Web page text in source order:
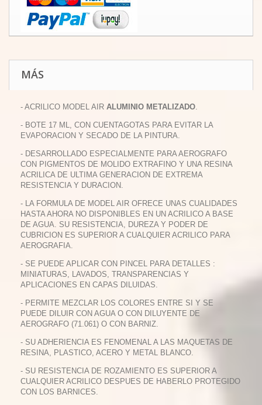
MÁS
- ACRILICO MODEL AIR ALUMINIO METALIZADO.
- BOTE 17 ML, CON CUENTAGOTAS PARA EVITAR LA
EVAPORACION Y SECADO DE LA PINTURA.
- DESARROLLADO ESPECIALMENTE PARA AEROGRAFO
CON PIGMENTOS DE MOLIDO EXTRAFINO Y UNA RESINA
ACRILICA DE ULTIMA GENERACION DE EXTREMA
RESISTENCIA Y DURACION.
- LA FORMULA DE MODEL AIR OFRECE UNAS CUALIDADES
HASTA AHORA NO DISPONIBLES EN UN ACRILICO A BASE
DE AGUA. SU RESISTENCIA, DUREZA Y PODER DE
CUBRICION ES SUPERIOR A CUALQUIER ACRILICO PARA
AEROGRAFIA.
- SE PUEDE APLICAR CON PINCEL PARA DETALLES :
MINIATURAS, LAVADOS, TRANSPARENCIAS Y
APLICACIONES EN CAPAS DILUIDAS.
- PERMITE MEZCLAR LOS COLORES ENTRE SI Y SE
PUEDE DILUIR CON AGUA O CON DILUYENTE DE
AEROGRAFO (71.061) O CON BARNIZ.
- SU ADHERIENCIA ES FENOMENAL A LAS MAQUETAS DE
RESINA, PLASTICO, ACERO Y METAL BLANCO.
- SU RESISTENCIA DE ROZAMIENTO ES SUPERIOR A
CUALQUIER ACRILICO DESPUES DE HABERLO PROTEGIDO
CON LOS BARNICES.